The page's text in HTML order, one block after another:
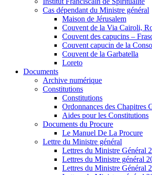
Cas dépendant du Ministre général
Maison de Jérusalem
Couvent de la Via Cairoli,
Couvent des capucins –
Couvent capucin de la
Couvent de la Garbatella
Loreto
Documents
Archive numérique
Constitutions
Constitutions
Ordonnances des Chapitres
Aides pour les Constitutions
Documents du Procure
Le Manuel De La Procure
Lettre du Ministre général
Lettres du Ministre Général
Lettres du Ministre général
Lettres du Ministre Général